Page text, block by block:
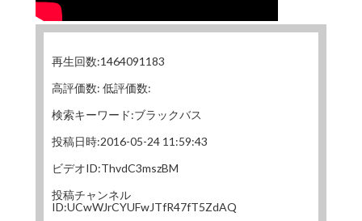
再生回数:1464091183
高評価数: 低評価数:
検索キーワード:ブラックバス
投稿日時:2016-05-24 11:59:43
ビデオID:ThvdC3mszBM
投稿チャンネル
ID:UCwWJrCYUFwJTfR47fT5ZdAQ